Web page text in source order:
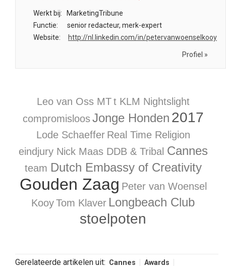
Werkt bij:
MarketingTribune
Functie:
senior redacteur, merk-expert
Website:
http://nl.linkedin.com/in/petervanwoenselkooy
Profiel »
Leo van Oss MT t KLM Nightslight
compromisloos Jonge Honden 2017
Lode Schaeffer Real Time Religion
eindjury Nick Maas DDB & Tribal Cannes
team Dutch Embassy of Creativity
Gouden Zaag Peter van Woensel
KooyTom Klaver Longbeach Club
stoelpoten
Gerelateerde artikelen uit: Cannes Awards